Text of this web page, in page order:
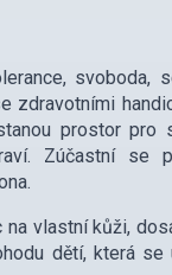
svoboda,
zdravotními
prostor pro
Zúčastní se
vlastní kůži,
dětí, která